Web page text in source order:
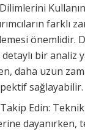
farklı
önemlidir.
bir analiz
daha uzun
sağlayabilir.
Edin: Teknik
dayanırken,